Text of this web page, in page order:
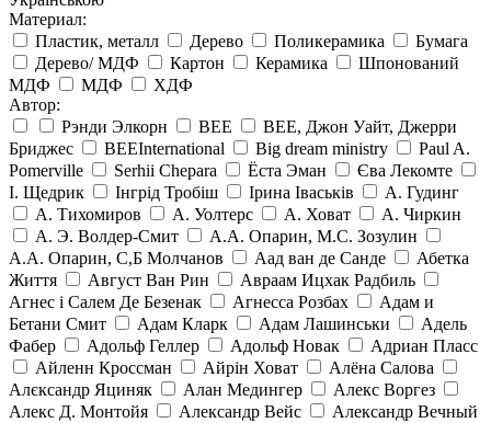
Материал:
Пластик, металл
Дерево Поликерамика
Бумага
Дерево/ МДФ
Картон Керамика
Шпонований
МДФ
МДФ
ХДФ
Автор:
Рэнди Элкорн
BEE
BEE, Джон Уайт, Джерри
Бриджес
BEEInternational Big dream ministry
Paul A.
Pomerville
Serhii Chepara Ёста Эман
Єва Лекомте
І. Щедрик
Інгрід Тробіш Ірина Іваськів
А. Гудинг
А. Тихомиров
А. Уолтерс А. Ховат
А. Чиркин
А. Э. Волдер-Смит
А.А. Опарин, М.С. Зозулин
А.А. Опарин, С,Б Молчанов
Аад ван де Санде
Абетка
Життя
Август Ван Рин
Авраам Ицхак Радбиль
Агнес і Салем Де Безенак
Агнесса Розбах
Адам и
Бетани Смит
Адам Кларк Адам Лашинськи
Адель
Фабер
Адольф Геллер Адольф Новак
Адриан Пласс
Айленн Кроссман
Айрін Ховат
Алёна Салова
Алєксандр Яциняк
Алан Медингер
Алекс Воргез
Алекс Д. Монтойя
Александр Вейс
Александр Вечный